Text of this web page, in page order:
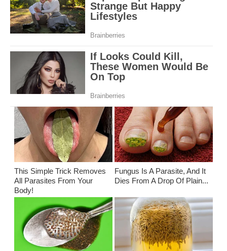
This Simple Trick Removes
All Parasites From Your
Body!
Fungus Is A Parasite, And It
Dies From A Drop Of Plain...